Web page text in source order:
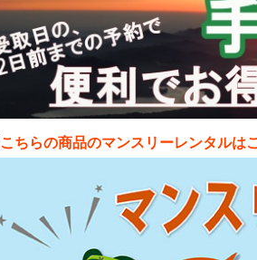
こちらの商品のマンスリーレンタルは